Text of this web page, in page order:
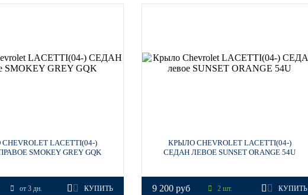
LACETTI(04-)
SMOKEY GREY GQK
от 3 дн. КУПИТЬ
КРЫЛО CHEVROLET LACETTI(04-)
СЕДАН ЛЕВОЕ SUNSET ORANGE 54U
9 200 руб 2 шт. КУПИТЬ